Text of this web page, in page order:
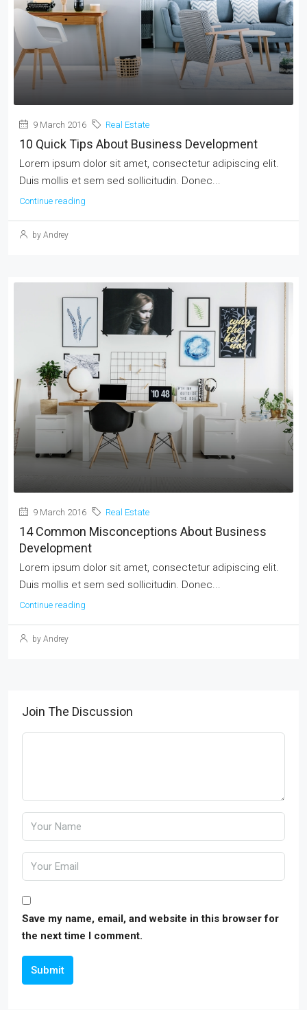
9 March 2016 Real Estate
10 Quick Tips About Business Development
Lorem ipsum dolor sit amet, consectetur adipiscing elit.
Duis mollis et sem sed sollicitudin. Donec...
Continue reading
by Andrey
9 March 2016 Real Estate
14 Common Misconceptions About Business
Development
Lorem ipsum dolor sit amet, consectetur adipiscing elit.
Duis mollis et sem sed sollicitudin. Donec...
Continue reading
by Andrey
Join The Discussion
Save my name, email, and website in this browser for
the next time I comment.
Submit